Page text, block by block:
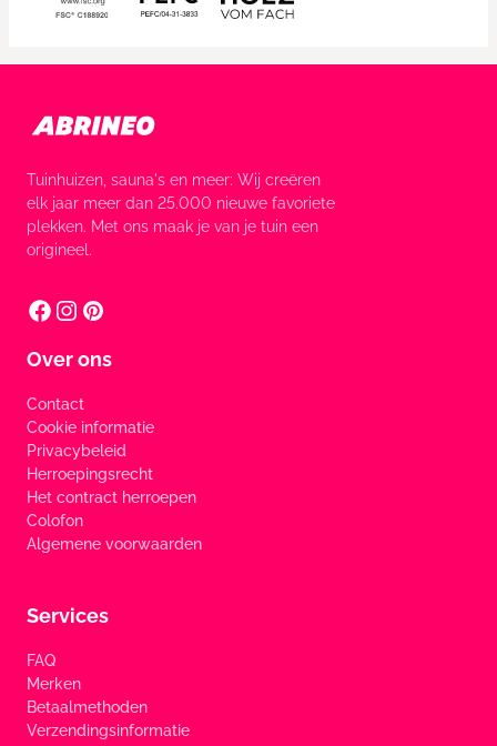
Tuinhuizen, sauna's en meer: Wij creëren
elk jaar meer dan 25.000 nieuwe favoriete
plekken. Met ons maak je van je tuin een
origineel.
Over ons
Contact
Cookie informatie
Privacybeleid
Herroepingsrecht
Het contract herroepen
Colofon
Algemene voorwaarden
Services
FAQ
Merken
Betaalmethoden
Verzendingsinformatie